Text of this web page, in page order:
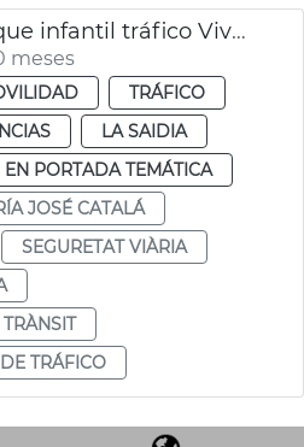
5.500 visitas parque infantil tráfico Vivers València
meses
TRÁFICO
LA SAIDIA
EN PORTADA TEMÁTICA
JOSÉ CATALÁ
SEGURETAT VIÀRIA
TRÁFICO